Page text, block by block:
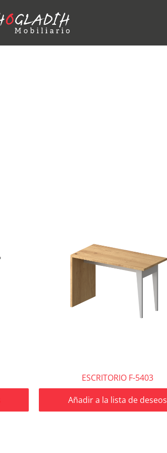
ESCRITORIO F-5403
Añadir a la lista de deseos